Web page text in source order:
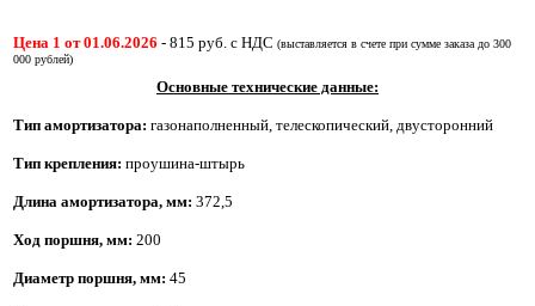
Цена 1 от 01.06.2026 - 815 руб. с НДС (выставляется в счете при сумме заказа до 300
000 рублей)
Основные технические данные:
Тип амортизатора: газонаполненный, телескопический, двусторонний
Тип крепления: проушина-штырь
Длина амортизатора, мм: 372,5
Ход поршня, мм: 200
Диаметр поршня, мм: 45